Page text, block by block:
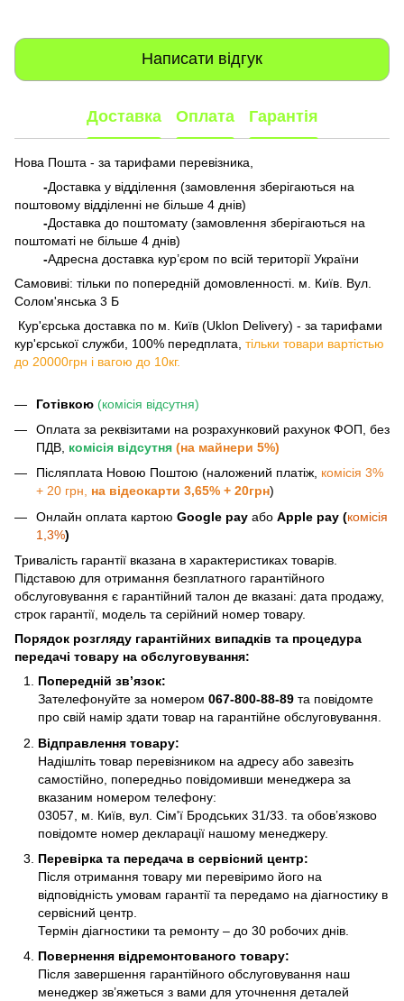
Написати відгук
Доставка Оплата Гарантія
Нова Пошта - за тарифами перевізника,
-Доставка у відділення (замовлення зберігаються на
поштовому відділенні не більше 4 днів)
-Доставка до поштомату (замовлення зберігаються на
поштоматі не більше 4 днів)
-Адресна доставка кур’єром по всій території України
Самовиві: тільки по попередній домовленності. м. Київ. Вул.
Солом'янська 3 Б
​​​​​​ Кур'єрська доставка по м. Київ (Uklon Delivery) - за тарифами
кур'єрської служби, 100% передплата, тільки товари вартістью
до 20000грн і вагою до 10кг.
Готівкою (комісія відсутня)
Оплата за реквізитами на розрахунковий рахунок ФОП, без
ПДВ, комісія відсутня (на майнери 5%)
Післяплата Новою Поштою (наложений платіж, комісія 3%
+ 20 грн, на відеокарти 3,65% + 20грн)
Онлайн оплата картою Google pay або Apple pay (комісія
1,3%)
Тривалість гарантії вказана в характеристиках товарів.
Підставою для отримання безплатного гарантійного
обслуговування є гарантійний талон де вказані: дата продажу,
строк гарантії, модель та серійний номер товару.
Порядок розгляду гарантійних випадків та процедура
передачі товару на обслуговування:
Попередній зв’язок:
Зателефонуйте за номером 067-800-88-89 та повідомте
про свій намір здати товар на гарантійне обслуговування.
Відправлення товару:
Надішліть товар перевізником на адресу або завезіть
самостійно, попередньо повідомивши менеджера за
вказаним номером телефону:
03057, м. Київ, вул. Сім'ї Бродських 31/33. та обов’язково
повідомте номер декларації нашому менеджеру.
Перевірка та передача в сервісний центр:
Після отримання товару ми перевіримо його на
відповідність умовам гарантії та передамо на діагностику в
сервісний центр.
Термін діагностики та ремонту – до 30 робочих днів.
Повернення відремонтованого товару:
Після завершення гарантійного обслуговування наш
менеджер зв’яжеться з вами для уточнення деталей